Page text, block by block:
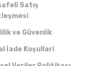
Satış
ve Güvenlik
İade Koşullari